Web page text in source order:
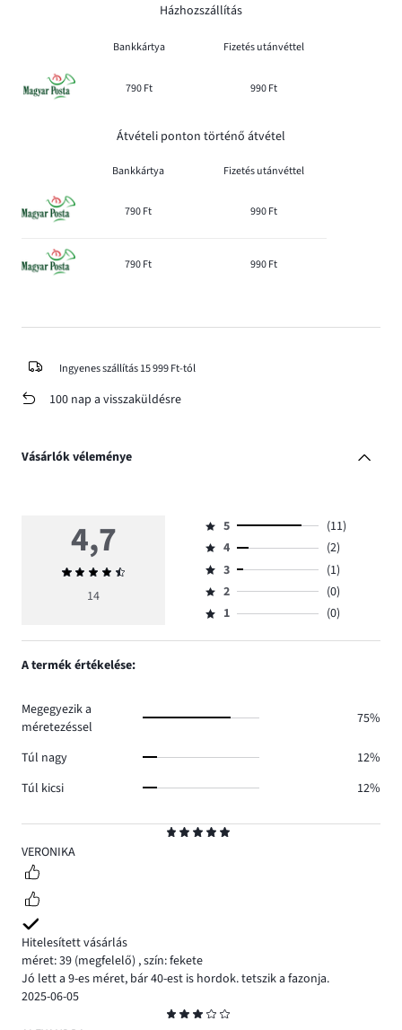
Házhozszállítás
Bankkártya Fizetés utánvéttel
790 Ft 990 Ft
Átvételi ponton történő átvétel
Bankkártya Fizetés utánvéttel
790 Ft 990 Ft
790 Ft 990 Ft
Ingyenes szállítás 15 999 Ft-tól
100 nap a visszaküldésre
Vásárlók véleménye
5
VERONIKA
Hitelesített vásárlás
méret: 39 (megfelelő) ,szín: fekete
Jó lett a 9-es méret, bár 40-est is hordok. tetszik a fazonja.
2025-06-05
4,7
Átlagos
értékelés
14
Osztályzat
5,
szavazatok
száma
11.
5
(11)
Osztályzat
4,
szavazatok
száma
4
(2)
Osztályzat
3,
szavazatok
3
(1)
Osztályzat
2,
2
(0)
Osztályzat
1,
1 (0)
A termék értékelése:
Megegyezik a
méretezéssel
75%
Túl nagy
12%
Túl kicsi
12%